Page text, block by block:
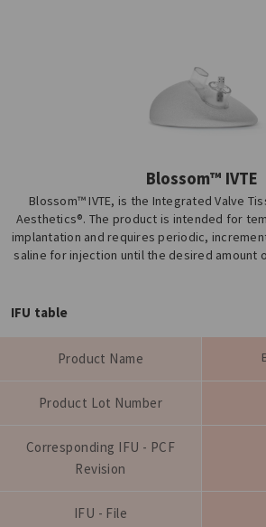
Blossom™ IVTE
Blossom™ IVTE, is the Integrated Valve
Aesthetics®. The product is intended for
implantation and requires periodic,
saline for injection until the desired amount
IFU table
Product Name
Product Lot Number
Corresponding IFU - PCF
Revision
IFU - File